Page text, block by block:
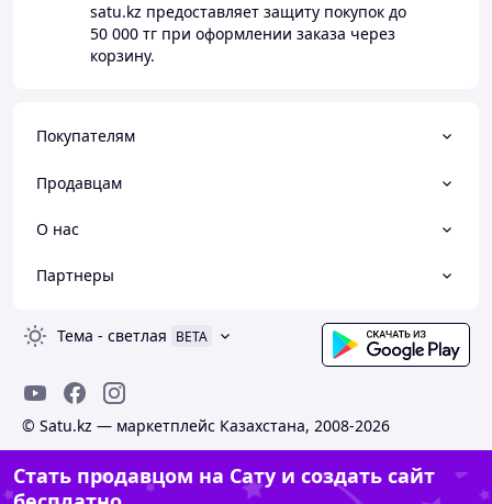
satu.kz предоставляет защиту покупок до
50 000 тг при оформлении заказа через
корзину.
Покупателям
Продавцам
О нас
Партнеры
Тема - светлая BETA
© Satu.kz — маркетплейс Казахстана, 2008-2026
Стать продавцом на Сату и создать сайт